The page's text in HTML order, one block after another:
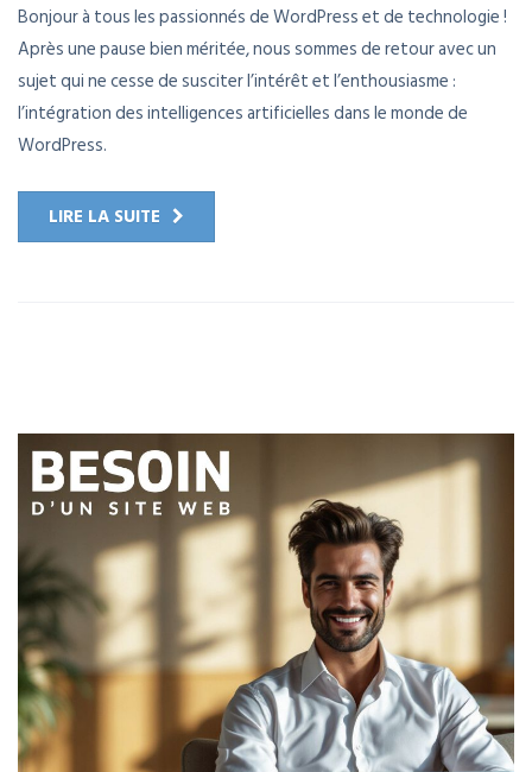
Bonjour à tous les passionnés de WordPress et de technologie !
Après une pause bien méritée, nous sommes de retour avec un
sujet qui ne cesse de susciter l’intérêt et l’enthousiasme :
l’intégration des intelligences artificielles dans le monde de
WordPress.
LIRE LA SUITE